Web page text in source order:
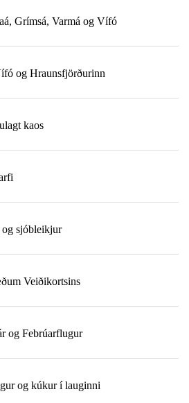
Grímsá, Varmá og Vífó
og Hraunsfjörðurinn
kaos
sjóbleikjur
Veiðikortsins
og Febrúarflugur
og kúkur í lauginni